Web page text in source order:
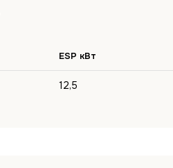
ESP кВт
12,5